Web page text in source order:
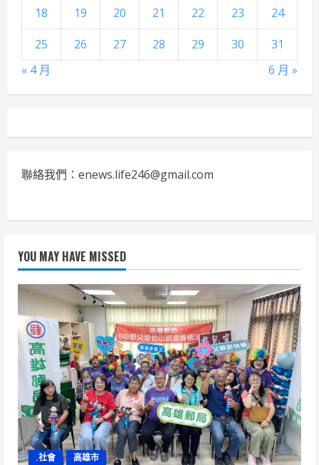
18
19 20 21 22 23
24
25
26 27 28 29 30
31
« 4 月
6 月 »
聯絡我們：enews.life246@gmail.com
YOU MAY HAVE MISSED
.社會 高雄市